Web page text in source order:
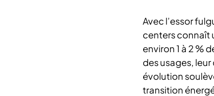
Avec l’essor
centers connaît
environ 1 à 2 %
des usages,
évolution
transition